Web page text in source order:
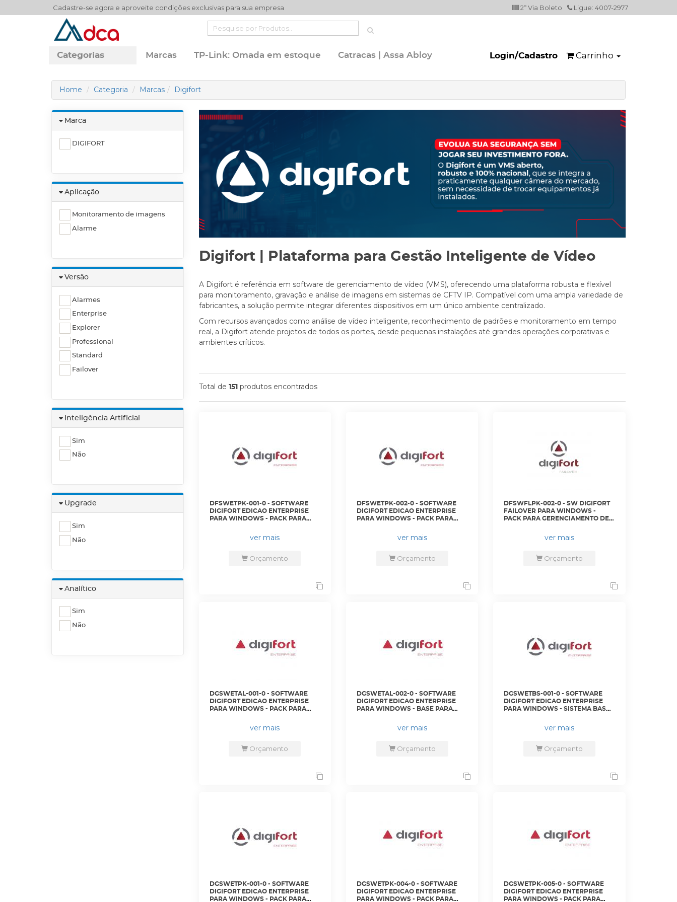
Cadastre-se agora e aproveite condições exclusivas para sua empresa Ligue: 4007-2977
2º Via Boleto
Categorias Marcas TP-Link: Omada em estoque Catracas | Assa Abloy Login/Cadastro Carrinho
Home Categoria Marcas Digifort
Marca
DIGIFORT
Aplicação
Monitoramento de imagens
Alarme
Versão
Alarmes
Enterprise
Explorer
Professional
Standard
Failover
Inteligência Artificial
Sim
Não
Upgrade
Sim
Não
Analítico
Sim
Não
Digifort | Plataforma para Gestão Inteligente de Vídeo
A Digifort é referência em software de gerenciamento de vídeo (VMS), oferecendo uma plataforma robusta e flexível
para monitoramento, gravação e análise de imagens em sistemas de CFTV IP. Compatível com uma ampla variedade de
fabricantes, a solução permite integrar diferentes dispositivos em um único ambiente centralizado.
Com recursos avançados como análise de vídeo inteligente, reconhecimento de padrões e monitoramento em tempo
real, a Digifort atende projetos de todos os portes, desde pequenas instalações até grandes operações corporativas e
ambientes críticos.
Total de 151produtos encontrados
DFSWETPK-001-0 - SOFTWARE
DIGIFORT EDICAO ENTERPRISE
PARA WINDOWS - PACK PARA
ADICIONAIS - DGFEN1116V7 -
ver mais
Orçamento
DFSWETPK-002-0 - SOFTWARE
DIGIFORT EDICAO ENTERPRISE
PARA WINDOWS - PACK PARA
ADICIONAIS - DGFEN1108V7 -
ver mais
Orçamento
DFSWFLPK-002-0 - SW DIGIFORT
FAILOVER PARA WINDOWS -
PACK PARA GERENCIAMENTO DE 4
DGFFE1104V7 - DIGIFORT
ver mais
Orçamento
DGSWETAL-001-0 - SOFTWARE
DIGIFORT EDICAO ENTERPRISE
PARA WINDOWS - PACK PARA
DE ALARME ADICIONAL -
DGFEN2101V7 - DIGIFORT
ver mais
Orçamento
DGSWETAL-002-0 - SOFTWARE
DIGIFORT EDICAO ENTERPRISE
PARA WINDOWS - BASE PARA
DE ALARME - DGFEN2001V7 -
ver mais
Orçamento
DGSWETBS-001-0 - SOFTWARE
DIGIFORT EDICAO ENTERPRISE
PARA WINDOWS - SISTEMA BASE
CAMERAS - DGFEN1008V7 -
ver mais
Orçamento
DGSWETPK-001-0 - SOFTWARE
DIGIFORT EDICAO ENTERPRISE
PARA WINDOWS - PACK PARA
DGSWETPK-004-0 - SOFTWARE
DIGIFORT EDICAO ENTERPRISE
PARA WINDOWS - PACK PARA
DGSWETPK-005-0 - SOFTWARE
DIGIFORT EDICAO ENTERPRISE
PARA WINDOWS - PACK PARA